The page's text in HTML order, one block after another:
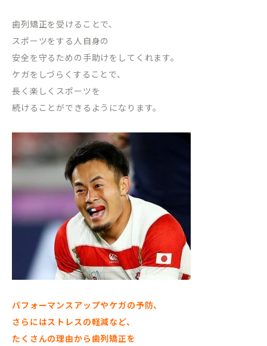
歯列矯正を受けることで、
スポーツをする人自身の
安全を守るための手助けをしてくれます。
ケガをしづらくすることで、
長く楽しくスポーツを
続けることができるようになります。
パフォーマンスアップやケガの予防、
さらにはストレスの軽減など、
たくさんの理由から歯列矯正を